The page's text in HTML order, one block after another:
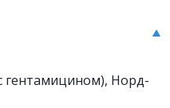
гентамицином), Норд-